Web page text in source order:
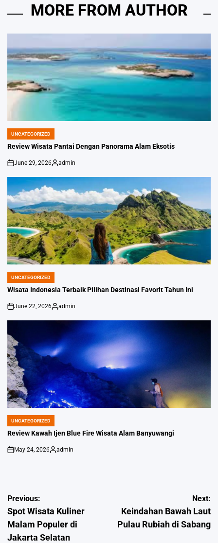
MORE FROM AUTHOR
POSTED
IN
UNCATEGORIZED
Review Wisata Pantai Dengan Panorama Alam Eksotis
on
June 29, 2026
Posted
admin
POSTED
IN
UNCATEGORIZED
Wisata Indonesia Terbaik Pilihan Destinasi Favorit Tahun Ini
on
June 22, 2026
Posted
admin
POSTED
IN
UNCATEGORIZED
Review Kawah Ijen Blue Fire Wisata Alam Banyuwangi
on
May 24, 2026
Posted
admin
Post
navigation
Previous:
Spot Wisata Kuliner
Malam Populer di
Jakarta Selatan
Next:
Keindahan Bawah Laut
Pulau Rubiah di Sabang